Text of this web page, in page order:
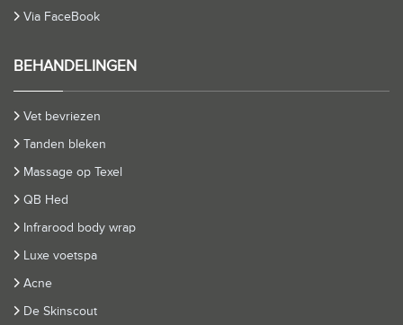
Via FaceBook
BEHANDELINGEN
Vet bevriezen
Tanden bleken
Massage op Texel
QB Hed
Infrarood body wrap
Luxe voetspa
Acne
De Skinscout